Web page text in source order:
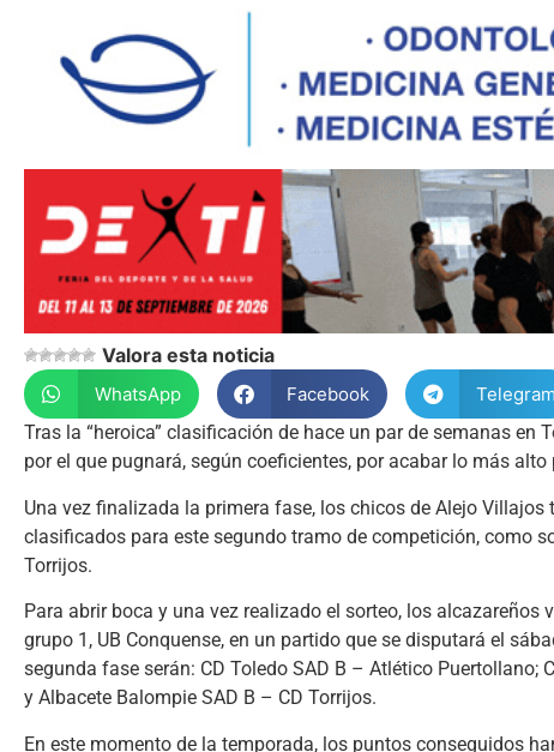
Valora esta noticia
WhatsApp Facebook Telegram
Tras la “heroica” clasificación de hace un par de semanas
por el que pugnará, según coeficientes, por acabar lo más
Una vez finalizada la primera fase, los chicos de Alejo
clasificados para este segundo tramo de competición, como
Torrijos.
Para abrir boca y una vez realizado el sorteo, los
grupo 1, UB Conquense, en un partido que se disputará el
segunda fase serán: CD Toledo SAD B – Atlético Puertollano;
y Albacete Balompie SAD B – CD Torrijos.
En este momento de la temporada, los puntos conseguidos